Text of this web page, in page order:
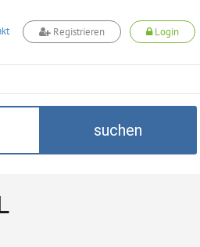
Registrieren Login
suchen